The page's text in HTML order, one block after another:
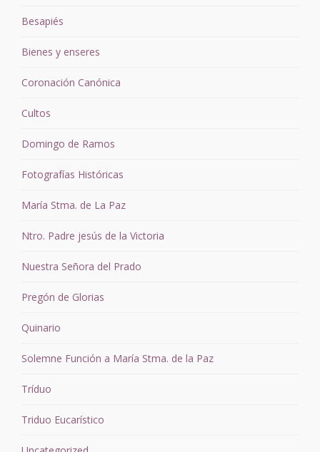
Besapiés
Bienes y enseres
Coronación Canónica
Cultos
Domingo de Ramos
Fotografías Históricas
María Stma. de La Paz
Ntro. Padre jesús de la Victoria
Nuestra Señora del Prado
Pregón de Glorias
Quinario
Solemne Función a María Stma. de la Paz
Tríduo
Triduo Eucarístico